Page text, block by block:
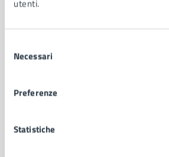
utenti.
delNecessari
Preferenze
Statistiche
Organi di governo
Enti e fondazioni
Documenti e dati